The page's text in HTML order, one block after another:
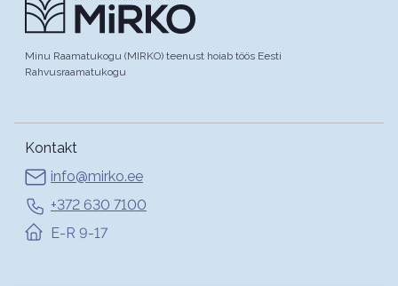
Minu Raamatukogu (MIRKO) teenust hoiab töös Eesti
Rahvusraamatukogu
Kontakt
info@mirko.ee
+372 630 7100
E-R 9-17